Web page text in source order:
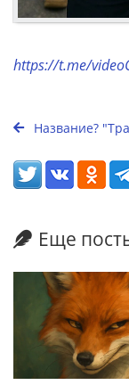
https://t.me/
Название?
Еще